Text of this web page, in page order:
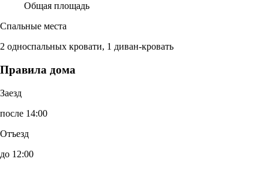
Общая площадь
Спальные места
2 односпальных кровати, 1 диван-кровать
Правила дома
Заезд
после 14:00
Отъезд
до 12:00